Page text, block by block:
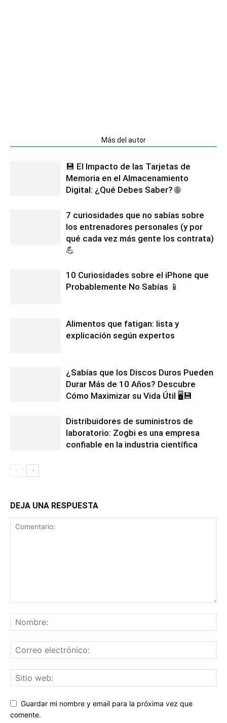
Más del autor
💾 El Impacto de las Tarjetas de
Memoria en el Almacenamiento
Digital: ¿Qué Debes Saber? 🌐
7 curiosidades que no sabías sobre
los entrenadores personales (y por
qué cada vez más gente los contrata)
💪
10 Curiosidades sobre el iPhone que
Probablemente No Sabías 📱
Alimentos que fatigan: lista y
explicación según expertos
¿Sabías que los Discos Duros Pueden
Durar Más de 10 Años? Descubre
Cómo Maximizar su Vida Útil 🖥️💾
Distribuidores de suministros de
laboratorio: Zogbi es una empresa
confiable en la industria científica
DEJA UNA RESPUESTA
Guardar mi nombre y email para la próxima vez que
comente.